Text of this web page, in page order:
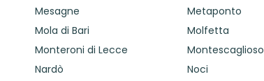
Mesagne Metaponto
Mola di Bari Molfetta
Monteroni di Lecce Montescaglioso
Nardò Noci